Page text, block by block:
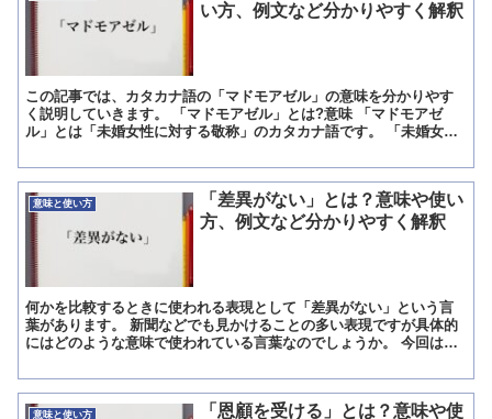
い方、例文など分かりやすく解釈
この記事では、カタカナ語の「マドモアゼル」の意味を分かりやす
く説明していきます。 「マドモアゼル」とは?意味 「マドモアゼ
ル」とは「未婚女性に対する敬称」のカタカナ語です。 「未婚女性
意味と使い方
「差異がない」とは？意味や使い
方、例文など分かりやすく解釈
何かを比較するときに使われる表現として「差異がない」という言
葉があります。 新聞などでも見かけることの多い表現ですが具体的
にはどのような意味で使われている言葉なのでしょうか。 今回は、
意味と使い方 「恩顧を受ける」とは？意味や使